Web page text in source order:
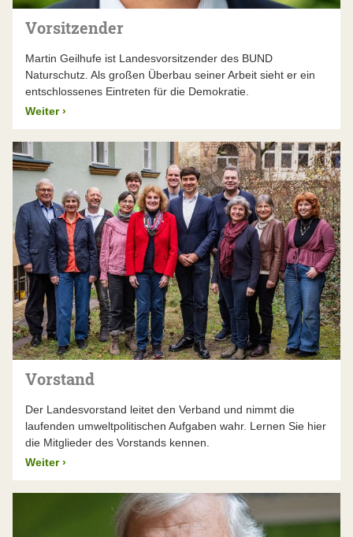
München, Nürnberg und Regensburg setzen die
Beschlüsse des Landesvorstands um. Sie stellen das
fachliche Knowhow für die Naturschutzarbeit in ganz
Bayern bereit, leisten die bayernweite Bildungs- und
Öffentlichkeitsarbeit und sorgen für die
gesamtverbandliche Organisation.
Aktuelle
Landesarbeitskreise
Wissen und Erfahrung in den gesamten Verband
fließen.
Schlagkraft:Der BUND Naturschutz ist mit seinen
76 Kreisgruppenüberall in Bayern präsent. Das
Projekten, Aktionen und Informationen – eine
enorme Schlagkraft in der Fläche. Damit nicht jede
Gruppe für sich alleine steht und “das Rad neu
erfinden” muss, braucht es Austausch und
Koordination zwischen den Gruppen – und eine
Bündelung bei überregional wichtigen Themen.
Deshalb gibt es sowohl lokal agierende
Kreisgruppen als auch eineüberregional
handelnde Landesebenein Form der landesweit
agierenden zentralen Geschäftsstellen.
Kontinuität:Naturschutz braucht oft einen langen
Atem. Manchmal benötigt es viele Jahre oder sogar
Jahrzehnte, bis ein Ziel erreicht ist. So dauerte es
über 30 Jahre, bis diefrei fließenden Donauvor
der Staustufenkanalisierung gerettet war. Andere
zum Beispiel der Nürnberger Reichswald, den wir
ebenfalls schon seit Jahrzehnten beschützen. Solch
langwierige Projekte übersteigen die (zeitlichen)
Hier braucht es ein verbindendes Element, das
viele Jahre hält, Ressourcen bündelt und
Menschen über Generationen hinweg
zusammenbringt – eine gemeinnützige
Vorsitzender
Martin Geilhufe ist Landesvorsitzender des BUND
Naturschutz. Als großen Überbau seiner Arbeit sieht er ein
entschlossenes Eintreten für die Demokratie.
Weiter ›
Vorstand
Der Landesvorstand leitet den Verband und nimmt die
laufenden umweltpolitischen Aufgaben wahr. Lernen Sie hier
die Mitglieder des Vorstands kennen.
Weiter ›